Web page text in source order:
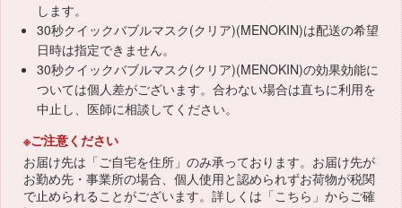
します。
30秒クイックバブルマスク(クリア)(MENOKIN)は配送の希望
日時は指定できません。
30秒クイックバブルマスク(クリア)(MENOKIN)の効果効能に
ついては個人差がございます。合わない場合は直ちに利用を
中止し、医師に相談してください。
※ご注意ください
お届け先は「ご自宅を住所」のみ承っております。お届け先が
お勤め先・事業所の場合、個人使用と認められずお荷物が税関
で止められることがございます。詳しくは「こちら 」からご確